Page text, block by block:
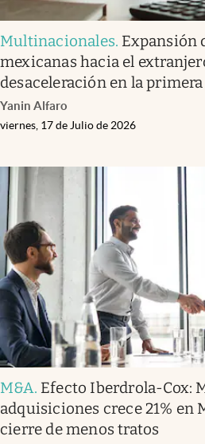
Multinacionales. Expansión
mexicanas hacia el
desaceleración en la
Yanin Alfaro
viernes, 17 de Julio de 2026
M&A. Efecto Iberdrola-Cox:
adquisiciones crece 21% en
cierre de menos tratos